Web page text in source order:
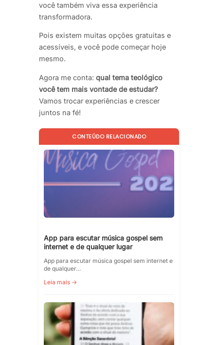
você também viva essa experiência
transformadora.
Pois existem muitas opções gratuitas e
acessíveis, e você pode começar hoje
mesmo.
Agora me conta: qual tema teológico
você tem mais vontade de estudar?
Vamos trocar experiências e crescer
juntos na fé!
CONTEÚDO RELACIONADO
App para escutar música gospel sem
internet e de qualquer lugar
App para escutar música gospel sem internet e
de qualquer…
Leia mais →